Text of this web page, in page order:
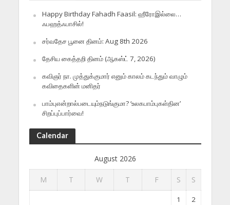
Happy Birthday Fahadh Faasil: ஹீரோஇல்லை…
ஃபஹத்ஃபாசில்!
சர்வதேச பூனை தினம்: Aug 8th 2026
தேசிய கைத்தறி தினம் (ஆகஸ்ட் 7, 2026)
கவிஞர் நா. முத்துக்குமார் எனும் காலம் கடந்தும் வாழும்
கவிதைகளின் மனிதர்
பாம்புஎன்றால்படையும்நடுங்குமா? ‘உலகபாம்புகள்தின’
சிறப்புப்பார்வை!
Calendar
August 2026
M T W T F S S
1 2